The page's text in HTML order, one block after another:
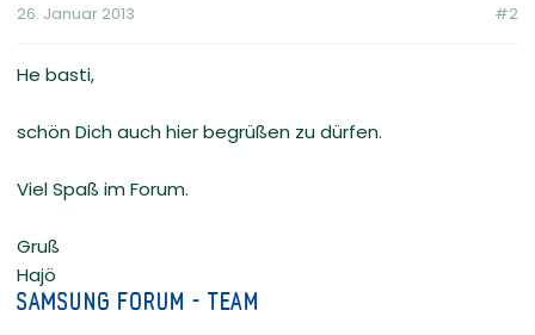
26. Januar 2013 #2
He basti,
schön Dich auch hier begrüßen zu dürfen.
Viel Spaß im Forum.
Gruß
Hajö